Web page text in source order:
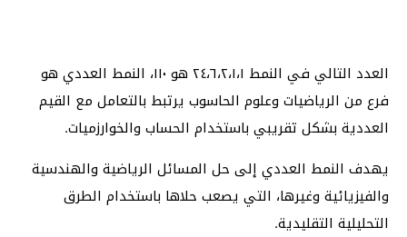
العدد التالي في النمط ٢٤،٦،٢،١،١ هو ١١٠، النمط العددي هو
فرع من الرياضيات وعلوم الحاسوب يرتبط بالتعامل مع القيم
العددية بشكل تقريبي باستخدام الحساب والخوارزميات.
يهدف النمط العددي إلى حل المسائل الرياضية والهندسية
والفيزيائية وغيرها، التي يصعب حلاها باستخدام الطرق
التحليلية التقليدية.